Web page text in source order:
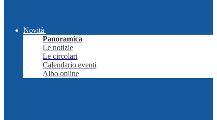
Novità
Panoramica
Le notizie
Le circolari
Calendario eventi
Albo online